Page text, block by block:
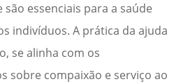
essenciais para a saúde
indivíduos. A prática da ajuda
se alinha com os
sobre compaixão e serviço ao